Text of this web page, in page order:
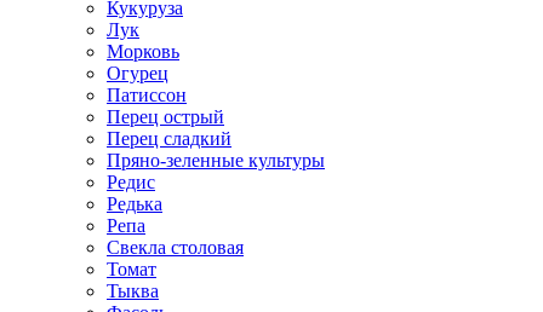
Кукуруза
Лук
Морковь
Огурец
Патиссон
Перец острый
Перец сладкий
Пряно-зеленные культуры
Редис
Редька
Репа
Свекла столовая
Томат
Тыква